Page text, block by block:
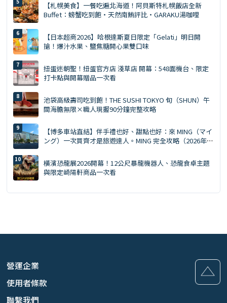
【札幌美食】一餐吃遍北海道！阿貝斯特札幌飯店全新
Buffet：螃蟹吃到飽・天然南鮪評比・GARAKU湯咖哩
【日本超商2026】哈根達斯夏日限定「Gelati」明日開
搶！爆汁水果、鹽焦糖開心果雙口味
扭蛋迷朝聖！扭蛋官方店 淺草店 開幕：548面機台、限定
打卡點與開幕贈品一次看
池袋高級壽司吃到飽！THE SUSHI TOKYO 旬（SHUN）午
間海膽無限×職人現握90分鐘完整攻略
【博多車站直結】伴手禮也好、甜點也好：來 MING（マイ
ング）一次買齊才是旅遊達人。MING 完全攻略（2026年
橫濱恐龍展2026開幕！12公尺暴龍機器人、恐龍食卓主題
與限定崎陽軒商品一次看
營運企業
使用者條款
聯繫我們